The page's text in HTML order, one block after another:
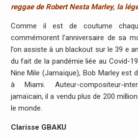
reggae de Robert Nesta Marley, la
Comme il est de coutume
commémorent l’anniversaire de sa
l’on assiste à un blackout sur le 39 e
du fait de la pandémie liée au Covid-
Nine Mile (Jamaïque), Bob Marley est
à Miami. Auteur-compositeur-
jamaïcain, il a vendu plus de 200
le monde.
Clarisse GBAKU